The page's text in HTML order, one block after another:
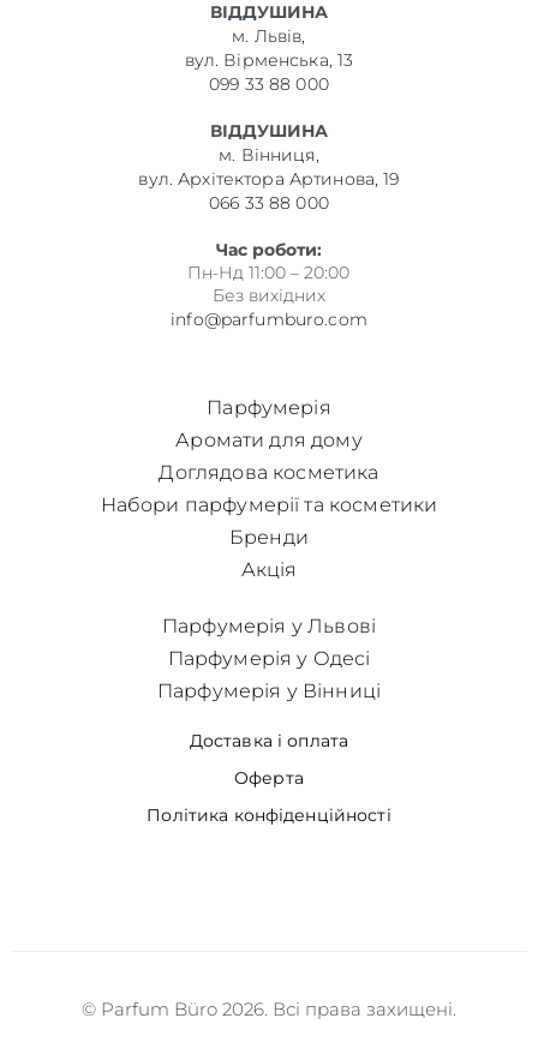
ВІДДУШИНА
м. Львів,
вул. Вірменська, 13
099 33 88 000
ВІДДУШИНА
м. Вінниця,
вул. Архітектора Артинова, 19
066 33 88 000
Час роботи:
Пн-Нд 11:00 – 20:00
Без вихідних
info@parfumburo.com
Парфумерія
Аромати для дому
Доглядова косметика
Набори парфумерії та косметики
Бренди
Акція
Доставка і оплата
Оферта
Політика конфіденційності
Парфумерія у Львові
Парфумерія у Одесі
Парфумерія у Вінниці
© Parfum Büro 2026. Всі права захищені.